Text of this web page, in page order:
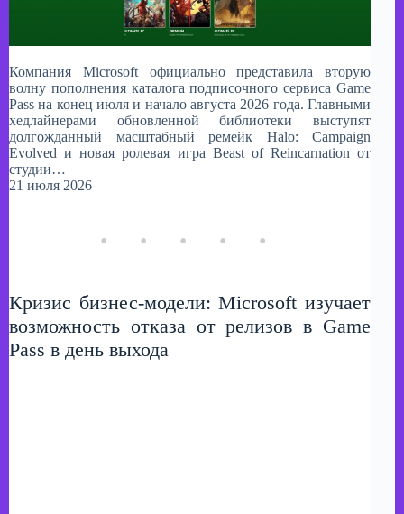
Компания Microsoft официально представила вторую
волну пополнения каталога подписочного сервиса Game
Pass на конец июля и начало августа 2026 года. Главными
хедлайнерами обновленной библиотеки выступят
долгожданный масштабный ремейк Halo: Campaign
Evolved и новая ролевая игра Beast of Reincarnation от
студии…
21 июля 2026
Кризис бизнес-модели: Microsoft изучает
возможность отказа от релизов в Game
Pass в день выхода